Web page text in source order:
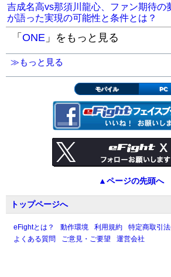
吉成名高vs那須川龍心、ファン期待の
が語った実現の可能性と条件とは？
「 ONE 」をもっと見る
≫もっと見る
モバイル PC
▲ページの先頭へ
トップページへ
eFightとは？ 動作環境 利用規約
特定商取引
よくある質問
ご意見・ご要望 運営会社